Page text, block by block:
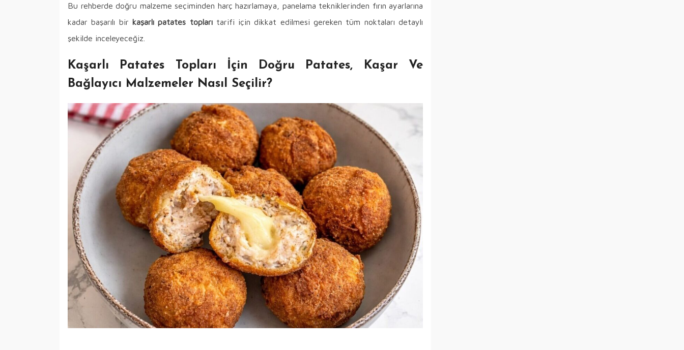
Bu rehberde doğru malzeme seçiminden harç hazırlamaya, panelama tekniklerinden fırın ayarlarına
kadar başarılı bir kaşarlı patates toplarıtarifi için dikkat edilmesi gereken tüm noktaları detaylı
şekilde inceleyeceğiz.
Kaşarlı Patates Topları İçin Doğru Patates, Kaşar Ve
Bağlayıcı Malzemeler Nasıl Seçilir?